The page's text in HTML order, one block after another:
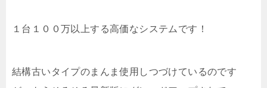
１台１００万以上する高価なシステムです！
結構古いタイプのまんま使用しつづけているのです